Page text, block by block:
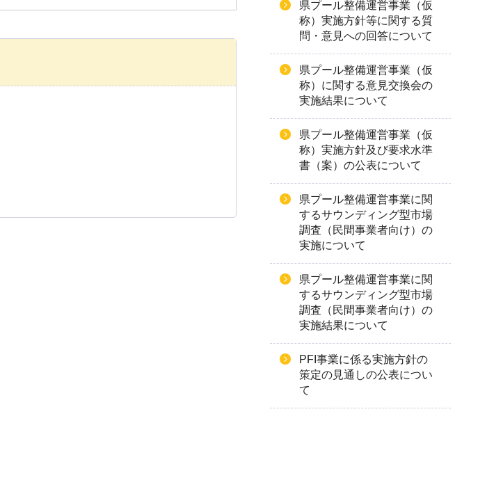
県プール整備運営事業（仮
称）実施方針等に関する質
問・意見への回答について
県プール整備運営事業（仮
称）に関する意見交換会の
実施結果について
県プール整備運営事業（仮
称）実施方針及び要求水準
書（案）の公表について
県プール整備運営事業に関
するサウンディング型市場
調査（民間事業者向け）の
実施について
県プール整備運営事業に関
するサウンディング型市場
調査（民間事業者向け）の
実施結果について
PFI事業に係る実施方針の
策定の見通しの公表につい
て